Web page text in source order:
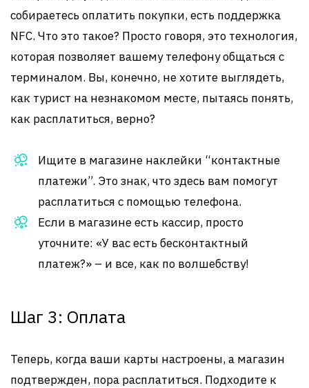
собираетесь оплатить покупки, есть поддержка
NFC. Что это такое? Просто говоря, это технология,
которая позволяет вашему телефону общаться с
терминалом. Вы, конечно, не хотите выглядеть,
как турист на незнакомом месте, пытаясь понять,
как расплатиться, верно?
Ищите в магазине наклейки “контактные
платежи”. Это знак, что здесь вам помогут
расплатиться с помощью телефона.
Если в магазине есть кассир, просто
уточните: «У вас есть бесконтактный
платеж?» – и все, как по волшебству!
Шаг 3: Оплата
Теперь, когда ваши карты настроены, а магазин
подтвержден, пора расплатиться. Подходите к